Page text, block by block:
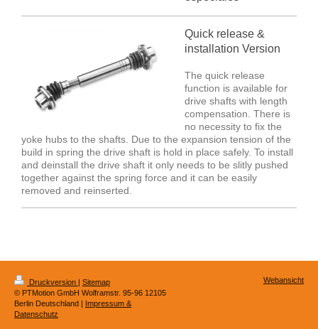
Quick release &
installation Version
The quick release
function is available for
drive shafts with length
compensation. There is
no necessity to fix the
yoke hubs to the shafts. Due to the expansion tension of the
build in spring the drive shaft is hold in place safely. To install
and deinstall the drive shaft it only needs to be slitly pushed
together against the spring force and it can be easily
removed and reinserted.
Druckversion | Sitemap
© PTMotion GmbH Wolframstr. 95-96 12105
Berlin Deutschland | Impressum &
Datenschutz
Webansicht